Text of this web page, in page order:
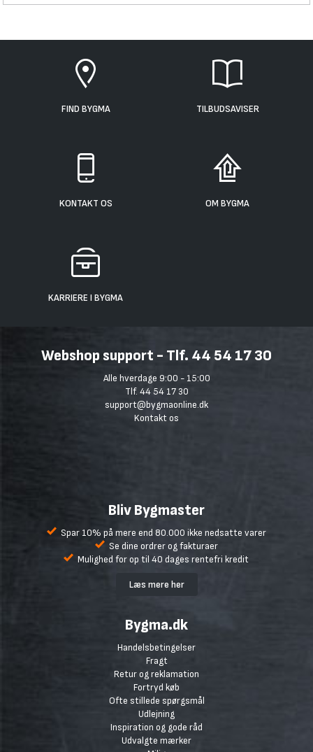
FIND BYGMA TILBUDSAVISER
KONTAKT OS OM BYGMA
KARRIERE I BYGMA
Webshop support - Tlf. 44 54 17 30
Alle hverdage 9:00 - 15:00
Tlf. 44 54 17 30
support@bygmaonline.dk
Kontakt os
Bliv Bygmaster
Spar 10% på mere end 80.000 ikke nedsatte varer
Se dine ordrer og fakturaer
Mulighed for op til 40 dages rentefri kredit
Læs mere her
Bygma.dk
Handelsbetingelser
Fragt
Retur og reklamation
Fortryd køb
Ofte stillede spørgsmål
Udlejning
Inspiration og gode råd
Udvalgte mærker